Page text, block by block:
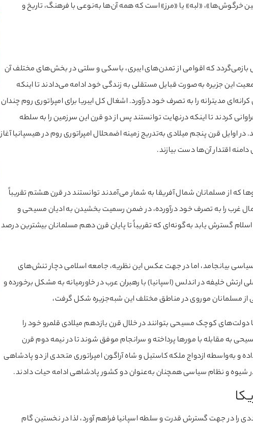
خرگوش‌ها»، «لبه» یا «مرز» است که همه آن‌ها به‌نوعی با فرهنگ، تاریخ و
این کشور به حدود ۳۵۰۰۰ سال پیش بازمی‌گردد که اقوامی از تمدن‌های ایبری، باسکی و سلتی در بخش‌های مختلف آن
پیش از میلاد اغلب جمعیت این جزیره به‌صورت قبایل مستقلی به زندگی خود ادامه می‌دادند تا اینکه
مدیترانه را به تصرف خود درآورد. اشغال کل ایبریا برای امپراتوری روم چندان
کردند تا اینکه درنهایت توانستند پس از دو قرن این سرزمین را به سلطه
قرن پنجم میلادی به‌تدریج زمینه اضمحلال امپراتوری روم در هیسپانیا آغاز
اقتدار آن‌ها دست بیازند.
که از مسلمانان شمال آفریقا به شمار می‌آمدند توانستند در قرن هشتم تقریباً
غرب را به تصرف خود درآورده، در ضمن رسمیت بخشیدن به ادیان مسیحی و
گسترش یابد به‌گونه‌ای که تقریباً تا پایان قرن دهم مسلمانان بیشترین درصد
سیاسی بیانجامد، اما در جهت عکس این نظریه، جامعه اسلامی دچار تنش‌های
خلیفه در اندلس (اسپانیا) با رهبران عرب در خاورمیانه به مشکل برخورده و
از مسلمانان موروی در مناطق مختلف این شبه‌جزیره شکل گرفت،
دولت‌های کوچک مسیحی بتوانند در خلال قرن یازدهم میلادی قلمرو خود را
به مقابله با مورها پرداخته و سرانجام موفق شوند تا در نیمه دوم قرن
و به‌واسطه ازدواج ملکه کاستیل و شاه آراگون امپراتوری متحدی از دو پادشاهی
در شیوه و نظام سیاسی همچنان به‌عنوان دو کشور پادشاهی ادامه حیات دادند.
را در جهت گسترش قدرت و سلطه اسپانیا فراهم آورد، لذا در نخستین گام